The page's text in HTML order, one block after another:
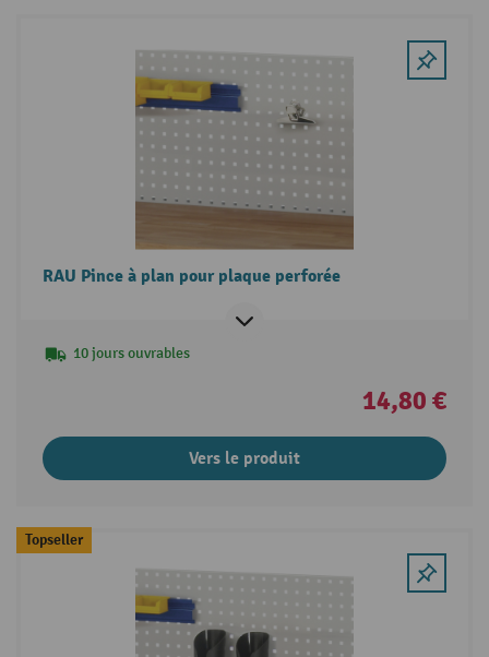
RAU Pince à plan pour plaque perforée
10 jours ouvrables
14,80 €
Vers le produit
Topseller